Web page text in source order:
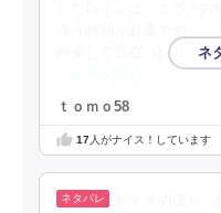
約束して旅立つレイジ
ｔｏｍｏ58
17人がナイス！しています